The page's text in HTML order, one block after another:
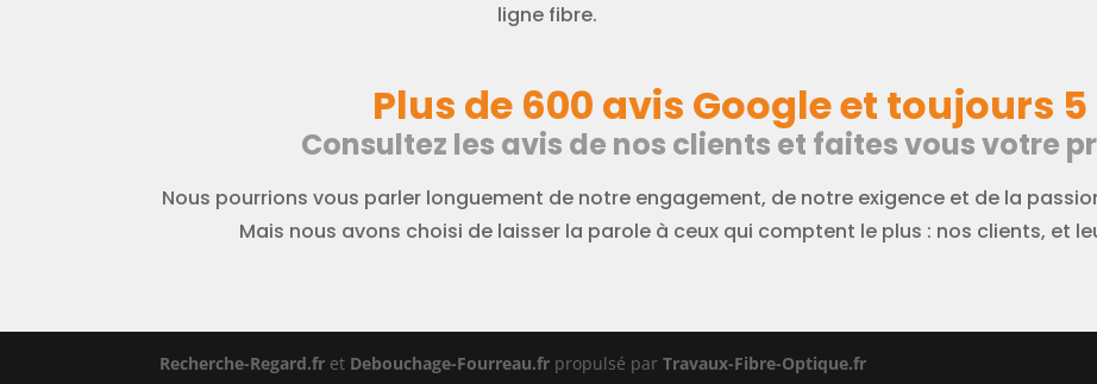
ligne fibre.
Plus de 600 avis Google et toujours
Consultez les avis de nos clients et faites vous votre
Nous pourrions vous parler longuement de notre engagement, de notre exigence et de la
Mais nous avons choisi de laisser la parole à ceux qui comptent le plus : nos clients, et
Recherche-Regard.fr et Debouchage-Fourreau.fr propulsé parTravaux-Fibre-Optique.fr